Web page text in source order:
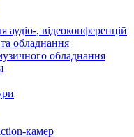
аудіо-, відеоконференцій
обладнання
обладнання
камер